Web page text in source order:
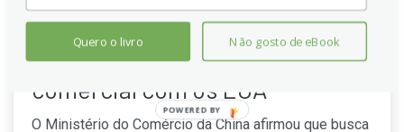
Ministério do Comércio da China
busca avanços em acordo
comercial com os EUA
O Ministério do Comércio da China afirmou que busca
Quero o livro Não gosto de eBook
POWERED BY